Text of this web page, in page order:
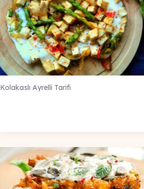
Kolakaslı Ayrelli Tarifi